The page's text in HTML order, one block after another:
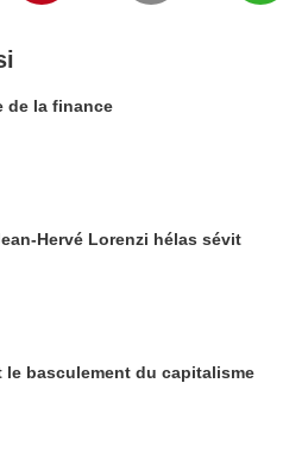
de la finance
Hervé Lorenzi hélas sévit
basculement du capitalisme